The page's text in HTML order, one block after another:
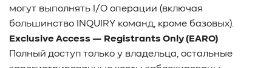
могут выполнять I/O операции (включая
большинство INQUIRY команд, кроме базовых).
Exclusive Access — Registrants Only (EARO)
Полный доступ только у владельца, остальные